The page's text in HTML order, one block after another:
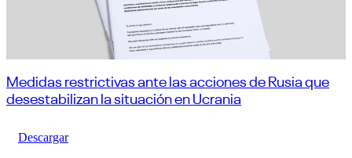
Medidas restrictivas ante las acciones de Rusia que
desestabilizan la situación en Ucrania
Descargar